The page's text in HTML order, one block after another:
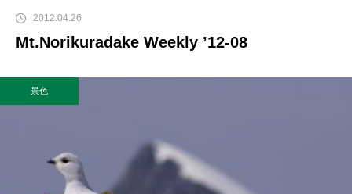
2012.04.26
Mt.Norikuradake Weekly ’12-08
景色